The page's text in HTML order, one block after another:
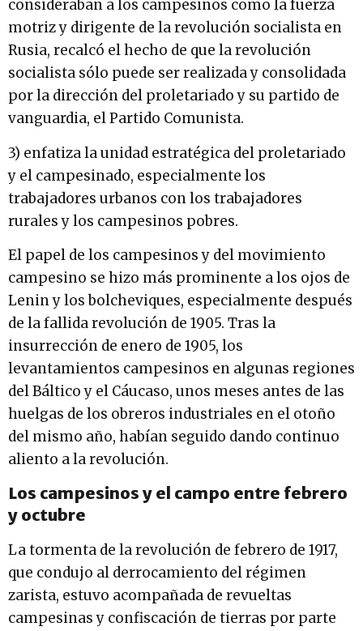
consideraban a los campesinos como la fuerza
motriz y dirigente de la revolución socialista en
Rusia, recalcó el hecho de que la revolución
socialista sólo puede ser realizada y consolidada
por la dirección del proletariado y su partido de
vanguardia, el Partido Comunista.
3) enfatiza la unidad estratégica del proletariado
y el campesinado, especialmente los
trabajadores urbanos con los trabajadores
rurales y los campesinos pobres.
El papel de los campesinos y del movimiento
campesino se hizo más prominente a los ojos de
Lenin y los bolcheviques, especialmente después
de la fallida revolución de 1905. Tras la
insurrección de enero de 1905, los
levantamientos campesinos en algunas regiones
del Báltico y el Cáucaso, unos meses antes de las
huelgas de los obreros industriales en el otoño
del mismo año, habían seguido dando continuo
aliento a la revolución.
Los campesinos y el campo entre febrero
y octubre
La tormenta de la revolución de febrero de 1917,
que condujo al derrocamiento del régimen
zarista, estuvo acompañada de revueltas
campesinas y confiscación de tierras por parte